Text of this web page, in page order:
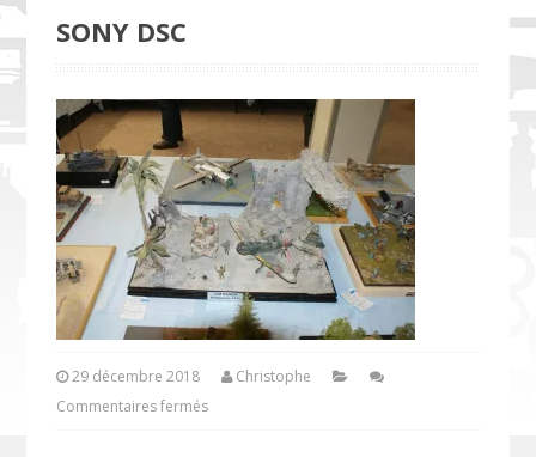
SONY DSC
29 décembre 2018
Christophe
Commentaires fermés